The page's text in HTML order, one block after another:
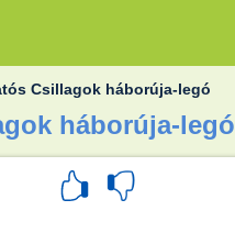
Csillagok háborúja-legó
háborúja-legó